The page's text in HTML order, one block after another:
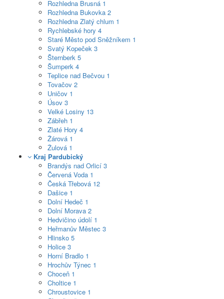
Rozhledna Brusná 1
Rozhledna Bukovka 2
Rozhledna Zlatý chlum 1
Rychlebské hory 4
Staré Město pod Sněžníkem 1
Svatý Kopeček 3
Šternberk 5
Šumperk 4
Teplice nad Bečvou 1
Tovačov 2
Uničov 1
Úsov 3
Velké Losiny 13
Zábřeh 1
Zlaté Hory 4
Žárová 1
Žulová 1
Kraj Pardubický
Brandýs nad Orlicí 3
Červená Voda 1
Česká Třebová 12
Dašice 1
Dolní Hedeč 1
Dolní Morava 2
Hedvičino údolí 1
Heřmanův Městec 3
Hlinsko 5
Holice 3
Horní Bradlo 1
Hrochův Týnec 1
Choceň 1
Choltice 1
Chroustovice 1